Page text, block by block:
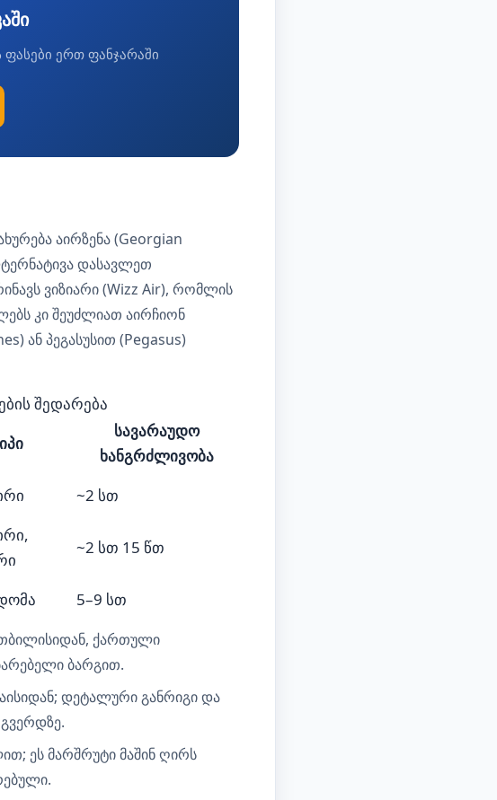
ფასები ერთ ფანჯარაში
აირზენა (Georgian
დასავლეთ
ვიზიარი (Wizz Air), რომლის
კი შეუძლიათ აირჩიონ
ან პეგასუსით (Pegasus)
შედარება
სავარაუდო
ხანგრძლივობა
~2 სთ
~2 სთ 15 წთ
5–9 სთ
ქართული
ბარგით.
დეტალური განრიგი და
ეს მარშრუტი მაშინ ღირს